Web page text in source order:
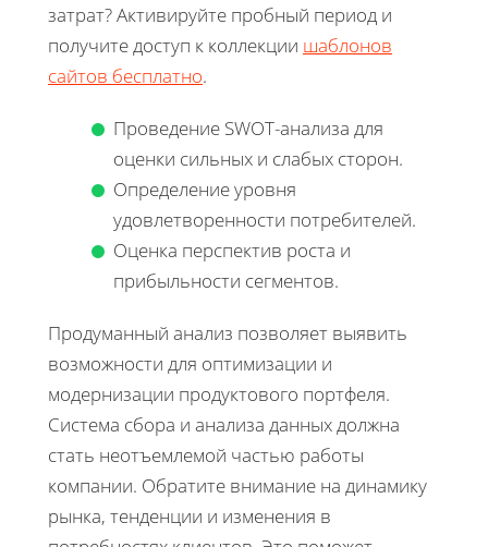
затрат? Активируйте пробный период и
получите доступ к коллекции шаблонов
сайтов бесплатно.
Проведение SWOT-анализа для
оценки сильных и слабых сторон.
Определение уровня
удовлетворенности потребителей.
Оценка перспектив роста и
прибыльности сегментов.
Продуманный анализ позволяет выявить
возможности для оптимизации и
модернизации продуктового портфеля.
Система сбора и анализа данных должна
стать неотъемлемой частью работы
компании. Обратите внимание на динамику
рынка, тенденции и изменения в